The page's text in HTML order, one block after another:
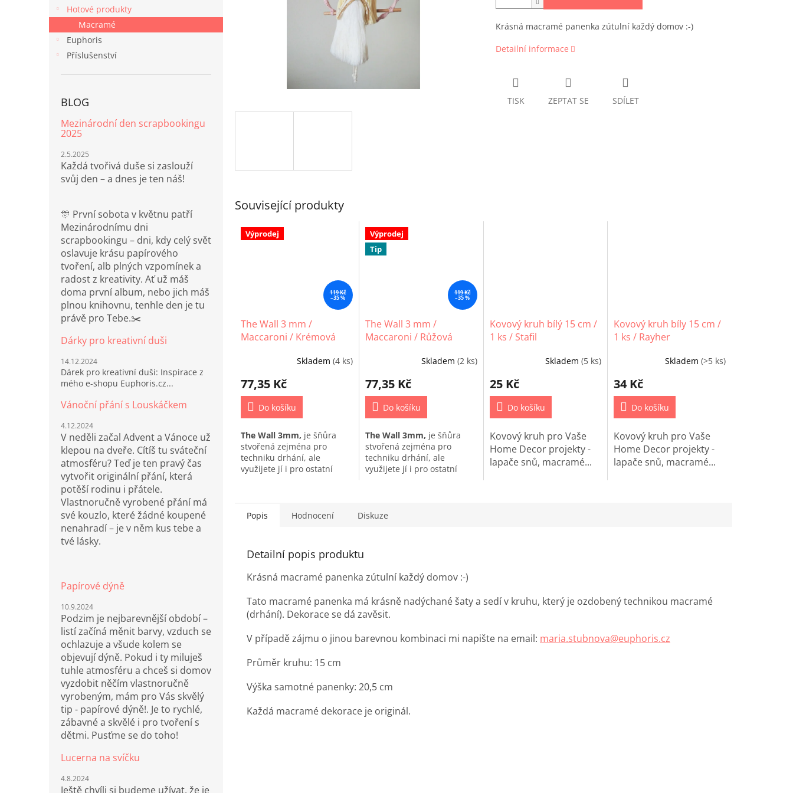
e
l
Hotové produkty
Macramé
Euphoris
Příslušenství
BLOG
Mezinárodní den scrapbookingu
2025
2.5.2025
Každá tvořivá duše si zaslouží
svůj den – a dnes je ten náš!
🎊 První sobota v květnu patří
Mezinárodnímu dni
scrapbookingu – dni, kdy celý svět
oslavuje krásu papírového
tvoření, alb plných vzpomínek a
radost z kreativity. Ať už máš
doma první album, nebo jich máš
plnou knihovnu, tenhle den je tu
právě pro Tebe.✂️
Dárky pro kreativní duši
14.12.2024
Dárek pro kreativní duši: Inspirace z
mého e-shopu Euphoris.cz...
Vánoční přání s Louskáčkem
4.12.2024
V neděli začal Advent a Vánoce už
klepou na dveře. Cítíš tu sváteční
atmosféru? Teď je ten pravý čas
vytvořit originální přání, která
potěší rodinu i přátele.
Vlastnoručně vyrobené přání má
své kouzlo, které žádné koupené
nenahradí – je v něm kus tebe a
tvé lásky.
Papírové dýně
10.9.2024
Podzim je nejbarevnější období –
listí začíná měnit barvy, vzduch se
ochlazuje a všude kolem se
objevují dýně. Pokud i ty miluješ
tuhle atmosféru a chceš si domov
vyzdobit něčím vlastnoručně
vyrobeným, mám pro Vás skvělý
tip - papírové dýně!. Je to rychlé,
zábavné a skvělé i pro tvoření s
dětmi. Pusťme se do toho!
Lucerna na svíčku
4.8.2024
Ještě chvíli si budeme užívat, že je
Krásná macramé panenka zútulní každý domov :-)
Detailní informace
TISK ZEPTAT SE SDÍLET
Související produkty
Výprodej
119 Kč
–35 %
The Wall 3 mm /
Maccaroni / Krémová
Skladem (4 ks)
77,35 Kč
Do košíku
The Wall 3mm, je šňůra
stvořená zejména pro
techniku drhání, ale
využijete jí i pro ostatní
Výprodej
Tip
119 Kč
–35 %
The Wall 3 mm /
Maccaroni / Růžová
Skladem (2 ks)
77,35 Kč
Do košíku
The Wall 3mm, je šňůra
stvořená zejména pro
techniku drhání, ale
využijete jí i pro ostatní
Kovový kruh bílý 15 cm /
1 ks / Stafil
Skladem(5 ks)
25 Kč
Do košíku
Kovový kruh pro Vaše
Home Decor projekty -
lapače snů, macramé...
Kovový kruh bíly 15 cm /
1 ks / Rayher
Skladem (>5 ks)
34 Kč
Do košíku
Kovový kruh pro Vaše
Home Decor projekty -
lapače snů, macramé...
Popis Hodnocení Diskuze
Detailní popis produktu
Krásná macramé panenka zútulní každý domov :-)
Tato macramé panenka má krásně nadýchané šaty a sedí v kruhu, který je ozdobený technikou macramé
(drhání). Dekorace se dá zavěsit.
V případě zájmu o jinou barevnou kombinaci mi napište na email: maria.stubnova@euphoris.cz
Průměr kruhu: 15 cm
Výška samotné panenky: 20,5 cm
Každá macramé dekorace je originál.